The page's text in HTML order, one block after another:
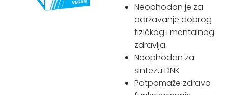
Neophodan je za
održavanje dobrog
fizičkog i mentalnog
zdravlja
Neophodan za
sintezu DNK
Potpomaže zdravo